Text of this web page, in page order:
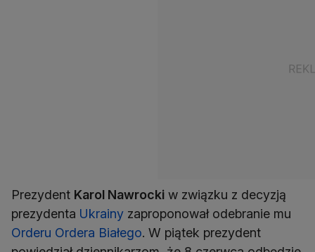
Prezydent Karol Nawrocki w związku z decyzją
prezydenta Ukrainy zaproponował odebranie mu
Orderu Ordera Białego. W piątek prezydent